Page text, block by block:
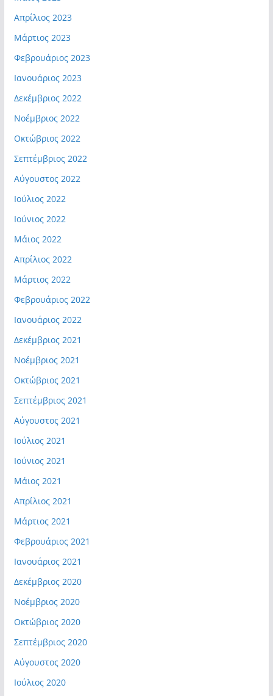
Απρίλιος 2023
Μάρτιος 2023
Φεβρουάριος 2023
Ιανουάριος 2023
Δεκέμβριος 2022
Νοέμβριος 2022
Οκτώβριος 2022
Σεπτέμβριος 2022
Αύγουστος 2022
Ιούλιος 2022
Ιούνιος 2022
Μάιος 2022
Απρίλιος 2022
Μάρτιος 2022
Φεβρουάριος 2022
Ιανουάριος 2022
Δεκέμβριος 2021
Νοέμβριος 2021
Οκτώβριος 2021
Σεπτέμβριος 2021
Αύγουστος 2021
Ιούλιος 2021
Ιούνιος 2021
Μάιος 2021
Απρίλιος 2021
Μάρτιος 2021
Φεβρουάριος 2021
Ιανουάριος 2021
Δεκέμβριος 2020
Νοέμβριος 2020
Οκτώβριος 2020
Σεπτέμβριος 2020
Αύγουστος 2020
Ιούλιος 2020